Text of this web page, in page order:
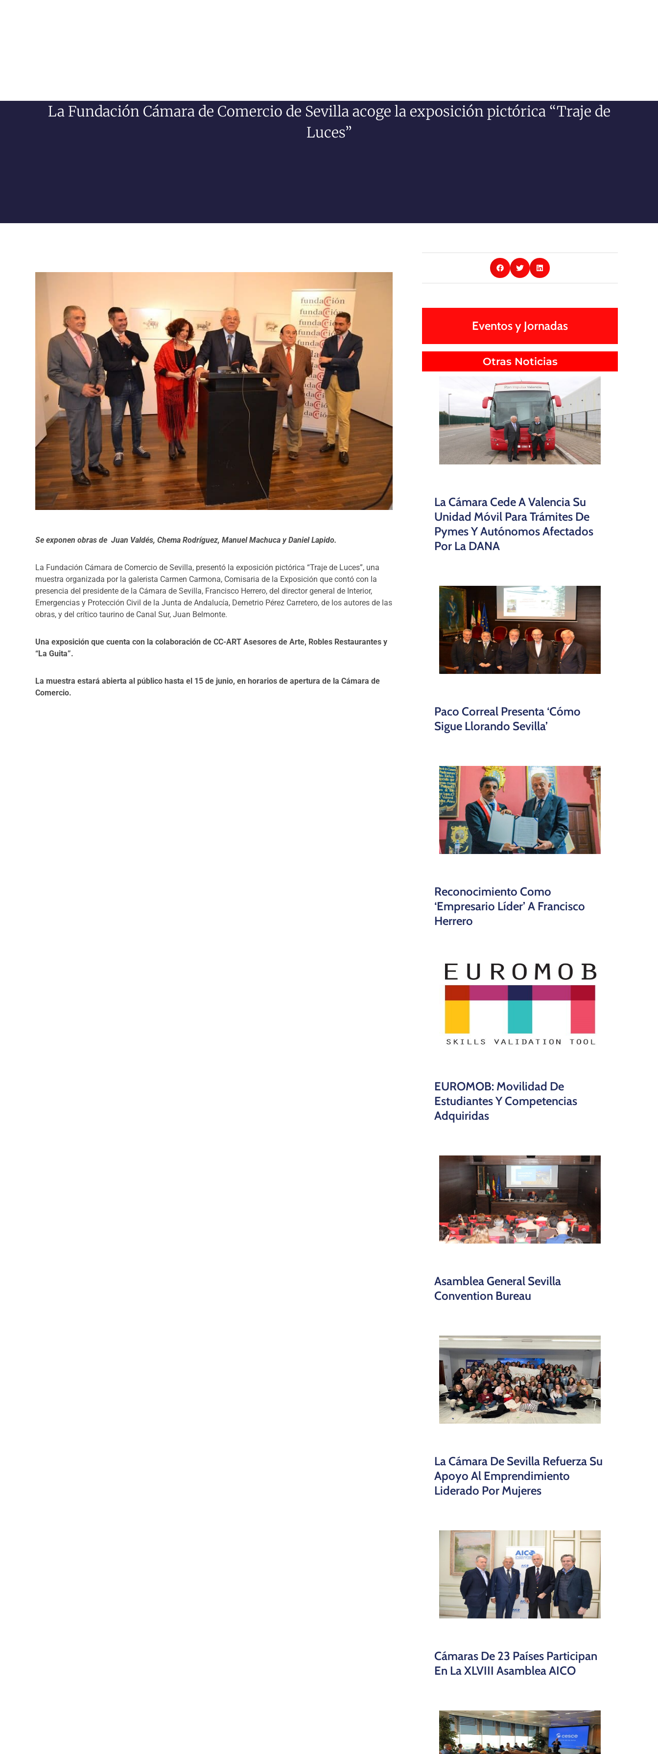
La Fundación Cámara de Comercio de Sevilla acoge la exposición pictórica “Traje de
Luces”
Se exponen obras de Juan Valdés, Chema Rodríguez, Manuel Machuca y Daniel Lapido.
La Fundación Cámara de Comercio de Sevilla, presentó la exposición pictórica “Traje de Luces”, una
muestra organizada por la galerista Carmen Carmona, Comisaria de la Exposición que contó con la
presencia del presidente de la Cámara de Sevilla, Francisco Herrero, del director general de Interior,
Emergencias y Protección Civil de la Junta de Andalucía, Demetrio Pérez Carretero, de los autores de las
obras, y del crítico taurino de Canal Sur, Juan Belmonte.
Una exposición que cuenta con la colaboración de CC-ART Asesores de Arte, Robles Restaurantes y
“La Guita”.
La muestra estará abierta al público hasta el 15 de junio,​ en horarios de apertura de la Cámara de
Comercio. ​
Eventos y Jornadas
Otras Noticias
La Cámara Cede A Valencia Su
Unidad Móvil Para Trámites De
Pymes Y Autónomos Afectados
Por La DANA
Paco Correal Presenta ‘Cómo
Sigue Llorando Sevilla’
Reconocimiento Como
‘Empresario Líder’ A Francisco
Herrero
EUROMOB: Movilidad De
Estudiantes Y Competencias
Adquiridas
Asamblea General Sevilla
Convention Bureau
La Cámara De Sevilla Refuerza Su
Apoyo Al Emprendimiento
Liderado Por Mujeres
Cámaras De 23 Países Participan
En La XLVIII Asamblea AICO